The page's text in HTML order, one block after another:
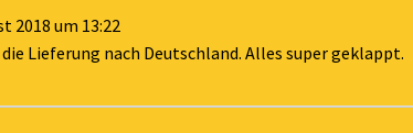
2018 um 13:22
Lieferung nach Deutschland. Alles super geklappt.